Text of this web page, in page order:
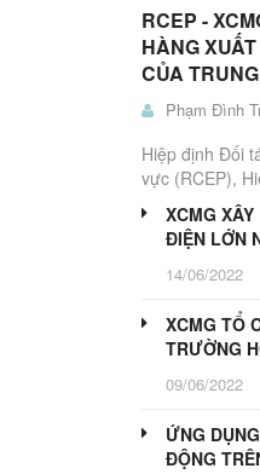
Điện
Nâng
Dầu
Nâng
Pallet
Trucks
Nâng
Người
Kéo
Điện
Bị
Nhà
Kho
CÔNG
Xe
Xe
LiuGong
Máy
Máy
Gắp
Gỗ
Thiết
Công
Trình
PHỤ
TÙNG
CHÍNH
Máy
Xúc
Máy
Xúc
Xe
Nâng
Máy
Công
LỰC
HT
ĐIỆN
BÁNH
PHANH
HT
LÁI
LITHIUM-
QUY
RCEP -
HÀNG
CỦA
Phạm Đình
Hiệp định Đối
vực (RCEP),
XCMG
ĐIỆN LỚN
14/06/2022
XCMG TỔ
TRƯỜNG
09/06/2022
ỨNG
ĐỘNG